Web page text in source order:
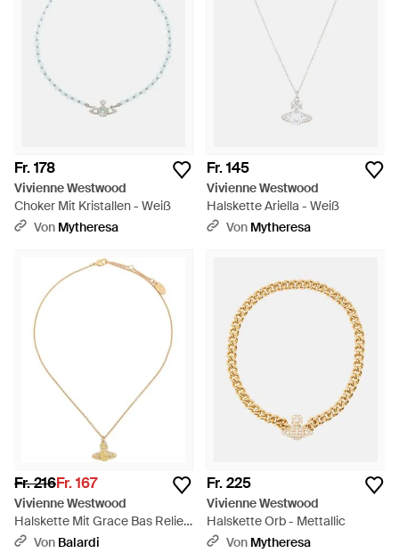
präsentiert. Schlüpfen Sie eine der auffälligen Halsketten von
Vivienne Westwood an und verleihen Sie Ihrem Look einen
Ausdrucksschwerpunkt.
Fr. 178
Vivienne Westwood
Choker Mit Kristallen - Weiß
Von Mytheresa
Fr. 145
Vivienne Westwood
Halskette Ariella - Weiß
Von Mytheresa
Fr. 216Fr. 167
Vivienne Westwood
Halskette Mit Grace Bas Relief-
Anhänger - Weiß
Von Balardi
Fr. 225
Vivienne Westwood
Halskette Orb - Mettallic
Von Mytheresa